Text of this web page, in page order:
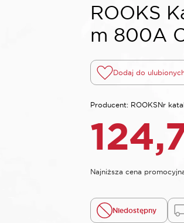
ROOKS
m 800A
Dodaj do
Producent: ROOKSNr
Najniższa cena
Niedostępny